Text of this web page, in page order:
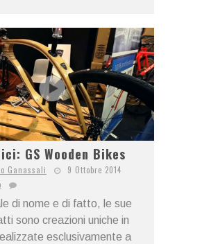
GS Wooden Bikes
Ganassali
9 Ottobre 2014
di nome e di fatto, le sue
sono creazioni uniche in
esclusivamente a